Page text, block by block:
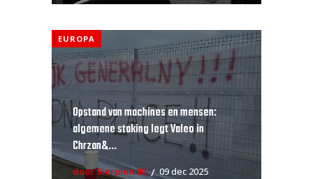
EUROPA
Opstand van machines en mensen:
algemene staking legt Valeo in
Chrzan&...
door Sierpien 80 09 dec 2025